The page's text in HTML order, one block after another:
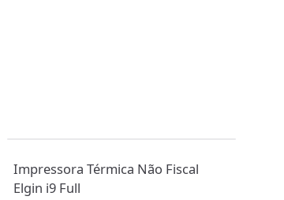
Impressora Térmica Não Fiscal
Elgin i9 Full